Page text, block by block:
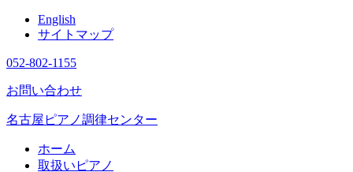
English
サイトマップ
052-802-1155
お問い合わせ
名古屋ピアノ調律センター
ホーム
取扱いピアノ